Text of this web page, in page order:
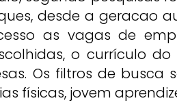
desde a geracao
as vagas de
o currículo
Os filtros de busca
físicas, jovem